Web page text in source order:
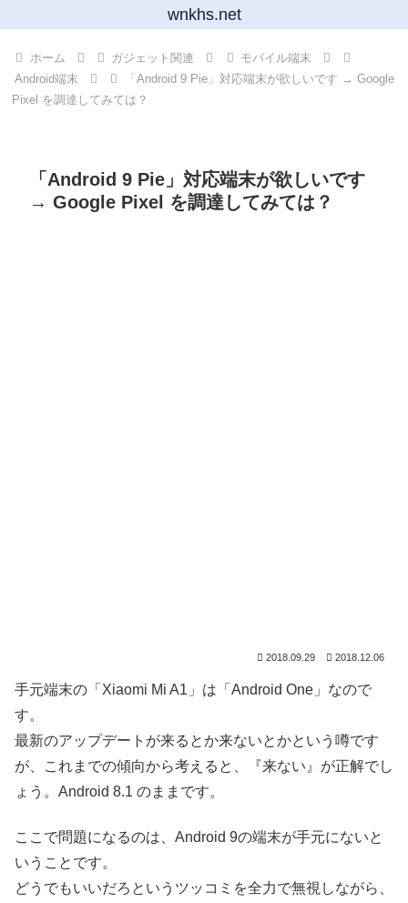
wnkhs.net
ホーム ガジェット関連
モバイル端末
Android端末
「Android 9 Pie」対応端末が欲しいです → Google
Pixel を調達してみては？
「Android 9 Pie」対応端末が欲しいです
→ Google Pixel を調達してみては？
2018.09.29 2018.12.06
手元端末の「Xiaomi Mi A1」は「Android One」なので
す。
最新のアップデートが来るとか来ないとかという噂です
が、これまでの傾向から考えると、『来ない』が正解でし
ょう。Android 8.1 のままです。
ここで問題になるのは、Android 9の端末が手元にないと
いうことです。
どうでもいいだろというツッコミを全力で無視しながら、